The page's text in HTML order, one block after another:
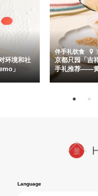
环境和社
」
伴手礼饮食
京都只园「吉
手礼推荐——
Language